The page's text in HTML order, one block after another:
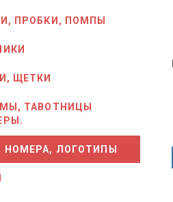
ПРОБКИ, ПОМПЫ
ЩЕТКИ
ТАВОТНИЦЫ
НОМЕРА, ЛОГОТИПЫ